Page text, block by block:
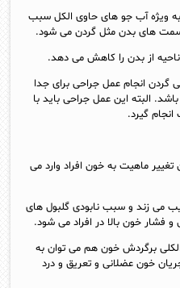
ویژه آب جو های حاوی الکل سبب
های بدن مثل گردن می شود.
از بدن را کاهش می دهد.
انجام عمل جراحی برای جدا
البته این عمل جراحی باید با
گیرد.
ماهیت به خون افراد وارد می
می زند و سبب نابودی گلبول های
فشار خون بالا در افراد می شود.
برگردش خون هم می توان به
خون عضلانی و تعریق و درد